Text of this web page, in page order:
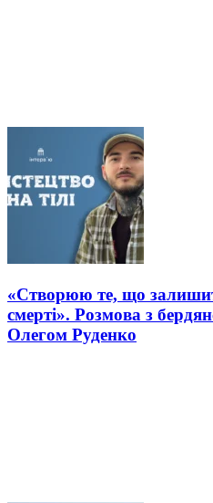
«Створюю те, що
смерті». Розмова з
Олегом Руденко